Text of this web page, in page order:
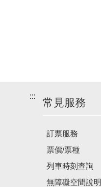
:::
常見服務
訂票服務
票價/票種
列車時刻查詢
無障礙空間說明